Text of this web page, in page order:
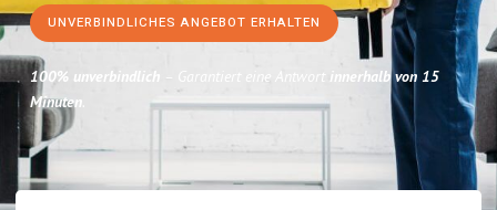
UNVERBINDLICHES ANGEBOT ERHALTEN
100% unverbindlich – Garantiert eine Antwort innerhalb von 15
Minuten.